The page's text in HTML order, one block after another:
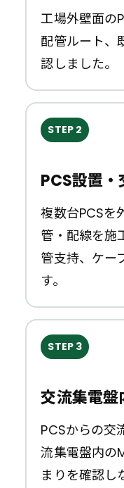
工場外壁面の
配管ルート、
認しました。
STEP 2
PCS設置
複数台PCSを
管・配線を施
管支持、ケー
す。
STEP 3
交流集電
PCSからの交
流集電盤内の
まりを確認し